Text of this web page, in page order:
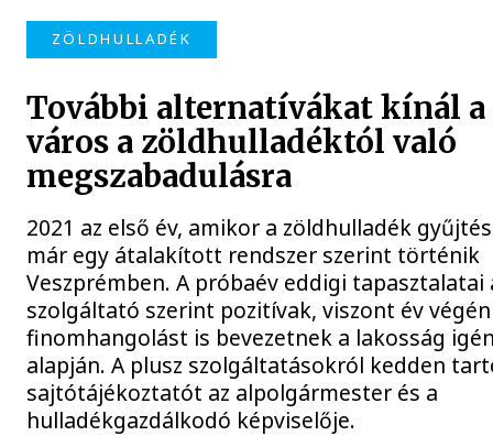
ZÖLDHULLADÉK
További alternatívákat kínál a
város a zöldhulladéktól való
megszabadulásra
2021 az első év, amikor a zöldhulladék
már egy átalakított rendszer szerint történik
Veszprémben. A próbaév eddigi tapasztalatai
szolgáltató szerint pozitívak, viszont év
finomhangolást is bevezetnek a lakosság
alapján. A plusz szolgáltatásokról kedden
sajtótájékoztatót az alpolgármester és a
hulladékgazdálkodó képviselője.